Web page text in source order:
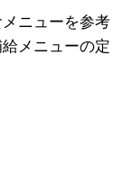
ニューを参考
メニューの定